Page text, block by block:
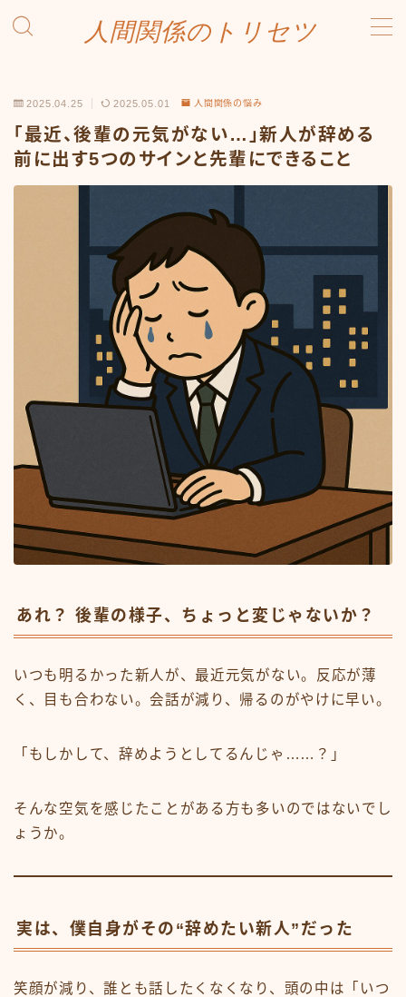
人間関係のトリセツ
プライバシーポリシー
プロフィール
ホーム
2025.04.25 2025.05.01 人間関係の悩み
「最近、後輩の元気がない…」新人が辞める
前に出す5つのサインと先輩にできること
あれ？ 後輩の様子、ちょっと変じゃないか？
いつも明るかった新人が、最近元気がない。反応が薄
く、目も合わない。会話が減り、帰るのがやけに早い。
「もしかして、辞めようとしてるんじゃ……？」
そんな空気を感じたことがある方も多いのではないでし
ょうか。
実は、僕自身がその“辞めたい新人”だった
笑顔が減り、誰とも話したくなくなり、頭の中は「いつ